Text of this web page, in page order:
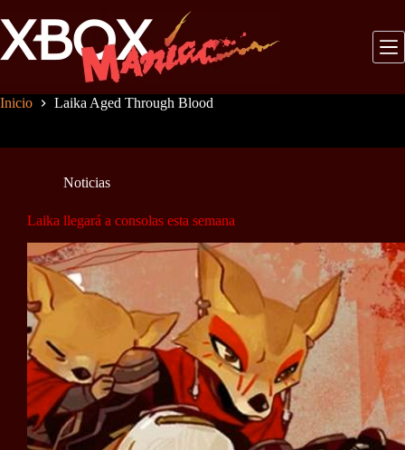
al
contenido
Inicio Laika Aged Through Blood
Noticias
Laika llegará a consolas esta semana